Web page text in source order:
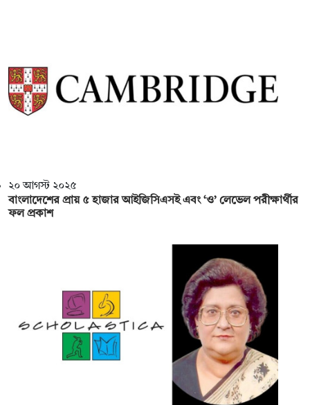
২০ আগস্ট ২০২৫
বাংলাদেশের প্রায় ৫ হাজার আইজিসিএসই এবং ‘ও’ লেভেল পরীক্ষার্থীর
ফল প্রকাশ